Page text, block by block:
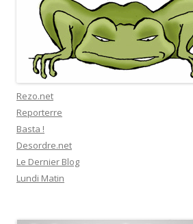
Rezo.net
Reporterre
Basta !
Desordre.net
Le Dernier Blog
Lundi Matin